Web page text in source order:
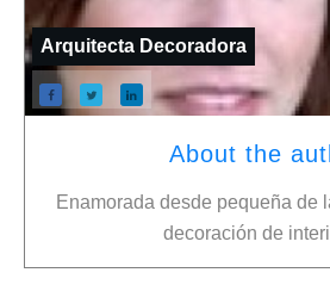
Arquitecta Decoradora
About the
Enamorada desde pequeña de
decoración de